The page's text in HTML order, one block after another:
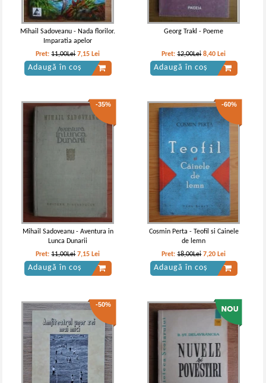
Mihail Sadoveanu - Nada florilor.
Imparatia apelor
Pret:11,00Lei 7,15 Lei
Adaugă în coș
Georg Trakl - Poeme
Pret:12,00Lei 8,40 Lei
Adaugă în coș
-35%
Mihail Sadoveanu - Aventura in
Lunca Dunarii
Pret:11,00Lei 7,15 Lei
Adaugă în coș
-60%
Cosmin Perta - Teofil si Cainele
de lemn
Pret:18,00Lei 7,20 Lei
Adaugă în coș
-50%